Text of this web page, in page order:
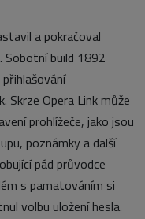
a pokračoval
Sobotní build 1892
Skrze Opera Link může
prohlížeče, jako jsou
poznámky a další
pád průvodce
s pamatováním si
volbu uložení hesla.